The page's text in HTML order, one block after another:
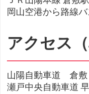
岡山空港から路線バ
アクセス（
山陽自動車道 倉敷
瀬戸中央自動車道